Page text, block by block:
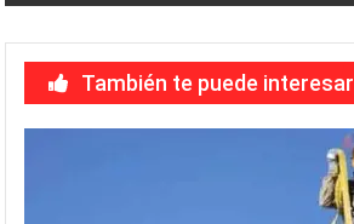
También te puede interesar